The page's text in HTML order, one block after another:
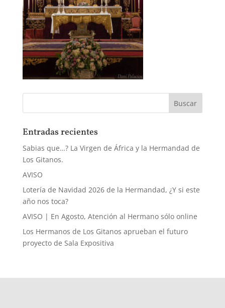
Entradas recientes
Sabias que…? La Virgen de África y la Hermandad de
Los Gitanos.
AVISO
Lotería de Navidad 2026 de la Hermandad, ¿Y si este
año nos toca?
AVISO | En Agosto, Atención al Hermano sólo online
Los Hermanos de Los Gitanos aprueban el futuro
proyecto de Sala Expositiva